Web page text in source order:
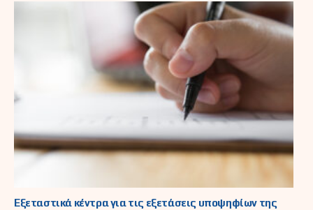
Εξεταστικά κέντρα για τις εξετάσεις υποψηφίων της